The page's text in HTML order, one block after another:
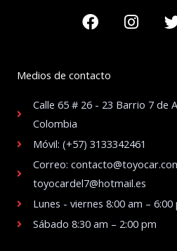
Facebook
Medios de contacto
Calle 65 # 26 - 23 Barrio 7 de
Colombia
Móvil: (+57) 3133342461
Correo:
toyocardel7@hotmail.es
Lunes - viernes 8:00 am – 6:00
Sábado 8:30 am – 2:00 pm